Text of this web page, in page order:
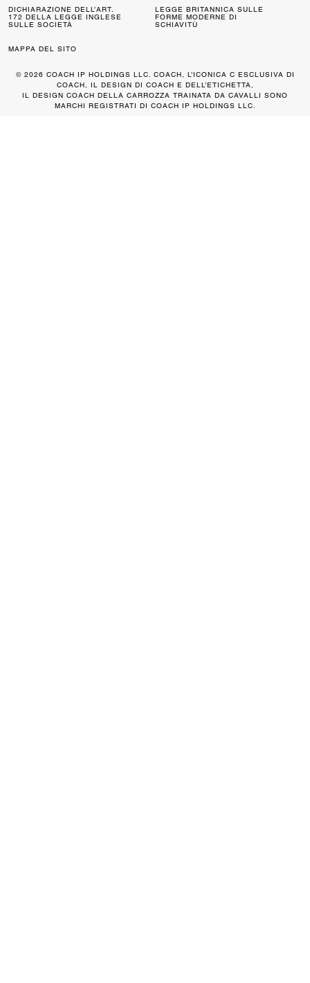
DICHIARAZIONE DELL’ART.
172 DELLA LEGGE INGLESE
SULLE SOCIETÀ
LEGGE BRITANNICA SULLE
FORME MODERNE DI
SCHIAVITÙ
MAPPA DEL SITO
© 2026 COACH IP HOLDINGS LLC. COACH, L’ICONICA C ESCLUSIVA DI
COACH, IL DESIGN DI COACH E DELL’ETICHETTA,
IL DESIGN COACH DELLA CARROZZA TRAINATA DA CAVALLI SONO
MARCHI REGISTRATI DI COACH IP HOLDINGS LLC.